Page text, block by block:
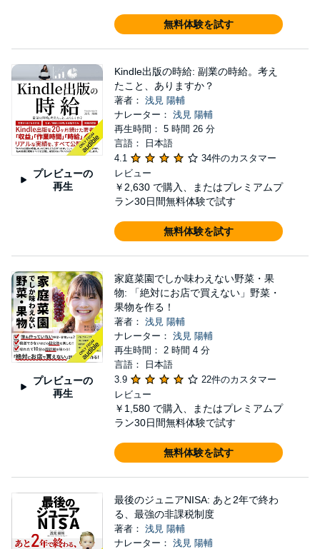
無料体験を試す
プレビューの
再生
Kindle出版の時給: 副業の時給。考え
たこと、ありますか？
著者： 浅見 陽輔
ナレーター： 浅見 陽輔
再生時間： 5 時間 26 分
言語： 日本語
4.1
34件のカスタマー
レビュー
￥2,630 で購入、またはプレミアムプ
ラン30日間無料体験で試す
無料体験を試す
プレビューの
再生
家庭菜園でしか味わえない野菜・果
物: 「絶対にお店で買えない」野菜・
果物を作る！
著者： 浅見 陽輔
ナレーター： 浅見 陽輔
再生時間： 2 時間 4 分
言語： 日本語
3.9
22件のカスタマー
レビュー
￥1,580 で購入、またはプレミアムプ
ラン30日間無料体験で試す
無料体験を試す
最後のジュニアNISA: あと2年で終わ
る、最強の非課税制度
著者： 浅見 陽輔
ナレーター： 浅見 陽輔